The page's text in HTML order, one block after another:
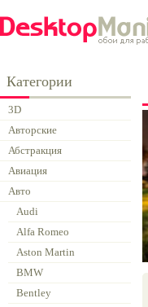
Категории
3D
Авторские
Абстракция
Авиация
Авто
Audi
Alfa Romeo
Aston Martin
BMW
Bentley